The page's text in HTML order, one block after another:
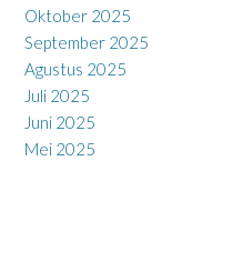
Oktober 2025
September 2025
Agustus 2025
Juli 2025
Juni 2025
Mei 2025